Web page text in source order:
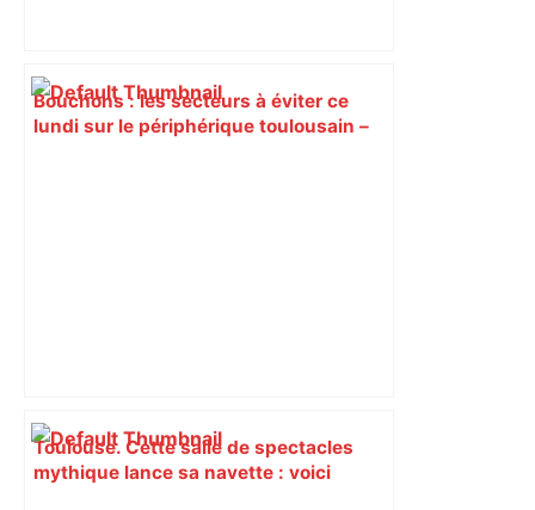
Bouchons : les secteurs à éviter ce
lundi sur le périphérique toulousain –
Toulouse. Cette salle de spectacles
mythique lance sa navette : voici